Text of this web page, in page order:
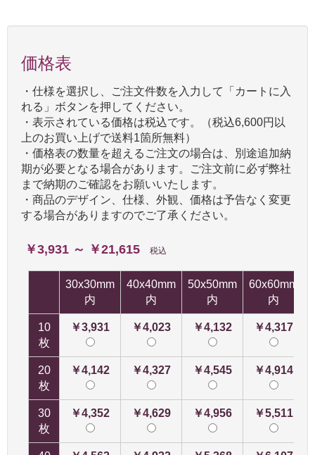
価格表
・仕様を選択し、ご注文件数を入力して「カートに入
れる」ボタンを押してください。
・表示されている価格は税込です。（税込6,600円以
上のお買い上げで送料1箇所無料）
・価格表の数量を超えるご注文の場合は、別途追加納
期が必要となる場合があります。ご注文前に必ず弊社
まで納期のご確認をお願いいたします。
・商品のデザイン、仕様、外観、価格は予告なく変更
する場合がありますのでご了承ください。
￥3,931 ～ ￥21,615 税込
30x30mm
内
40x40mm
内
50x50mm
内
60x60mm
内
10
枚
￥3,931 ￥4,023 ￥4,132 ￥4,317
20
枚
￥4,142 ￥4,327 ￥4,545 ￥4,914
30
枚
￥4,352 ￥4,629 ￥4,956 ￥5,511